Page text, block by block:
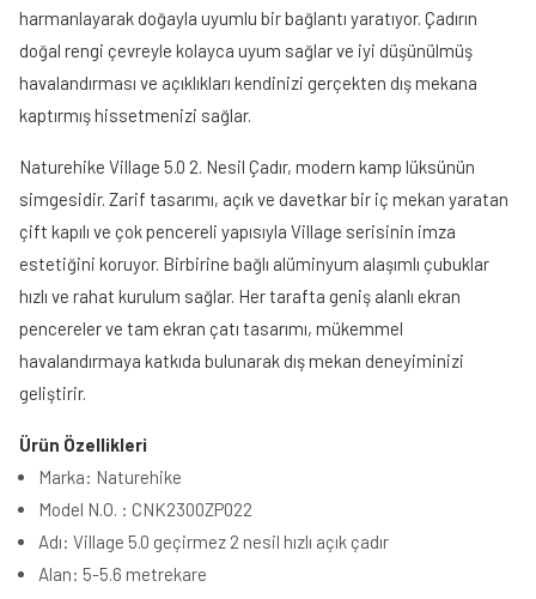
harmanlayarak doğayla uyumlu bir bağlantı yaratıyor. Çadırın
doğal rengi çevreyle kolayca uyum sağlar ve iyi düşünülmüş
havalandırması ve açıklıkları kendinizi gerçekten dış mekana
kaptırmış hissetmenizi sağlar.
Naturehike Village 5.0 2. Nesil Çadır, modern kamp lüksünün
simgesidir. Zarif tasarımı, açık ve davetkar bir iç mekan yaratan
çift kapılı ve çok pencereli yapısıyla Village serisinin imza
estetiğini koruyor. Birbirine bağlı alüminyum alaşımlı çubuklar
hızlı ve rahat kurulum sağlar. Her tarafta geniş alanlı ekran
pencereler ve tam ekran çatı tasarımı, mükemmel
havalandırmaya katkıda bulunarak dış mekan deneyiminizi
geliştirir.
Ürün Özellikleri
Marka: Naturehike
Model N.O. : CNK2300ZP022
Adı: Village 5.0 geçirmez 2 nesil hızlı açık çadır
Alan: 5-5.6 metrekare